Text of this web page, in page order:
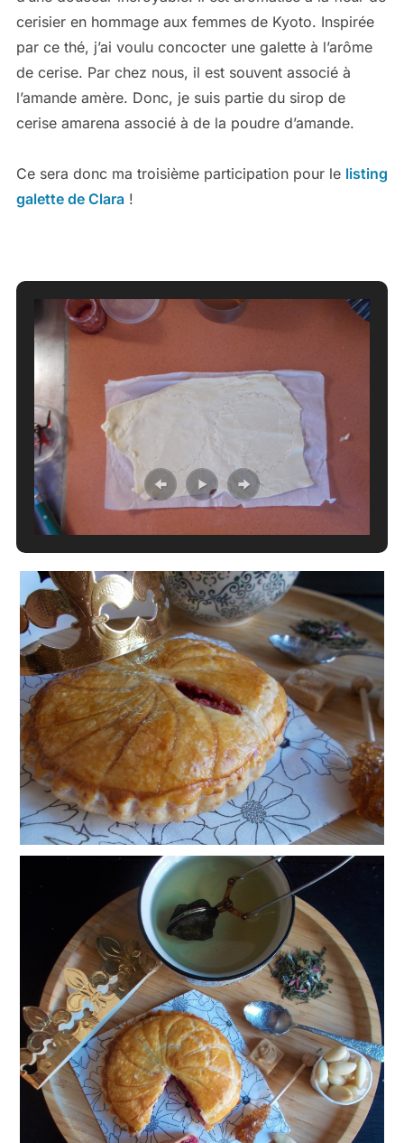
cerisier en hommage aux femmes de Kyoto. Inspirée
par ce thé, j’ai voulu concocter une galette à l’arôme
de cerise. Par chez nous, il est souvent associé à
l’amande amère. Donc, je suis partie du sirop de
cerise amarena associé à de la poudre d’amande.
Ce sera donc ma troisième participation pour le listing
galette de Clara!